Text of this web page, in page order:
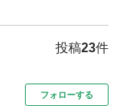
投稿23件
フォローする